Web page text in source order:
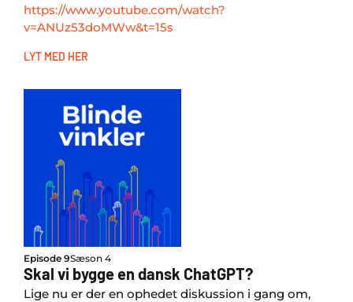
https://www.youtube.com/watch?
v=ANUz53doMWw&t=15s
LYT MED HER
Episode 9Sæson 4
Skal vi bygge en dansk ChatGPT?
Lige nu er der en ophedet diskussion i gang om,